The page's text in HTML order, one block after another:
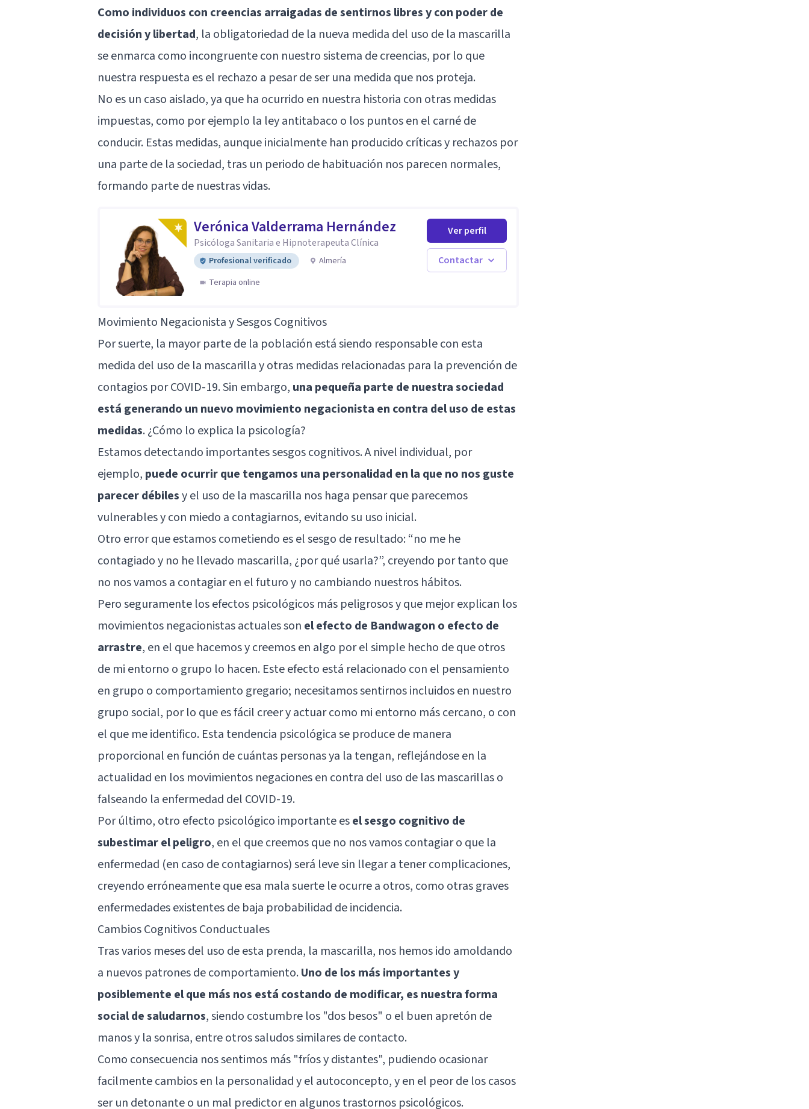
Como individuos con creencias arraigadas de sentirnos libres y con poder de
decisión y libertad, la obligatoriedad de la nueva medida del uso de la mascarilla
se enmarca como incongruente con nuestro sistema de creencias, por lo que
nuestra respuesta es el rechazo a pesar de ser una medida que nos proteja.
No es un caso aislado, ya que ha ocurrido en nuestra historia con otras medidas
impuestas, como por ejemplo la ley antitabaco o los puntos en el carné de
conducir. Estas medidas, aunque inicialmente han producido críticas y rechazos por
una parte de la sociedad, tras un periodo de habituación nos parecen normales,
formando parte de nuestras vidas.
Verónica Valderrama Hernández
Psicóloga Sanitaria e Hipnoterapeuta Clínica
Profesional verificado
Almería
Terapia online
Ver perfil
Contactar
Movimiento Negacionista y Sesgos Cognitivos
Por suerte, la mayor parte de la población está siendo responsable con esta
medida del uso de la mascarilla y otras medidas relacionadas para la prevención de
contagios por COVID-19. Sin embargo, una pequeña parte de nuestra sociedad
está generando un nuevo movimiento negacionista en contra del uso de estas
medidas. ¿Cómo lo explica la psicología?
Estamos detectando importantessesgos cognitivos. A nivel individual, por
ejemplo, puede ocurrir que tengamos una personalidad en la que no nos guste
parecer débilesy el uso de la mascarilla nos haga pensar que parecemos
vulnerables y con miedo a contagiarnos, evitando su uso inicial.
Otro error que estamos cometiendo es el sesgo de resultado: “no me he
contagiado y no he llevado mascarilla, ¿por qué usarla?”, creyendo por tanto que
no nos vamos a contagiar en el futuro y no cambiando nuestros hábitos.
Pero seguramente los efectos psicológicos más peligrosos y que mejor explican los
movimientos negacionistas actuales son el efecto de Bandwagon o efecto de
arrastre, en el que hacemos y creemos en algo por el simple hecho de que otros
de mi entorno o grupo lo hacen. Este efecto está relacionado con el pensamiento
en grupo o comportamiento gregario; necesitamos sentirnos incluidos en nuestro
grupo social, por lo que es fácil creer y actuar como mi entorno más cercano, o con
el que me identifico. Esta tendencia psicológica se produce de manera
proporcional en función de cuántas personas ya la tengan, reflejándose en la
actualidad en los movimientos negaciones en contra del uso de las mascarillas o
falseando la enfermedad del COVID-19.
Por último, otro efecto psicológico importante esel sesgo cognitivo de
subestimar el peligro, en el que creemos que no nos vamos contagiar o que la
enfermedad (en caso de contagiarnos) será leve sin llegar a tener complicaciones,
creyendo erróneamente que esa mala suerte le ocurre a otros, como otras graves
enfermedades existentes de baja probabilidad de incidencia.
Cambios Cognitivos Conductuales
Tras varios meses del uso de esta prenda, la mascarilla, nos hemos ido amoldando
a nuevos patrones de comportamiento.Uno de los más importantes y
posiblemente el que más nos está costando de modificar, es nuestra forma
social de saludarnos, siendo costumbre los "dos besos" o el buen apretón de
manos y la sonrisa, entre otros saludos similares de contacto.
Como consecuencia nos sentimos más "fríos y distantes", pudiendo ocasionar
facilmente cambios en la personalidad y el autoconcepto, y en el peor de los casos
ser un detonante o un mal predictor en algunos trastornos psicológicos.